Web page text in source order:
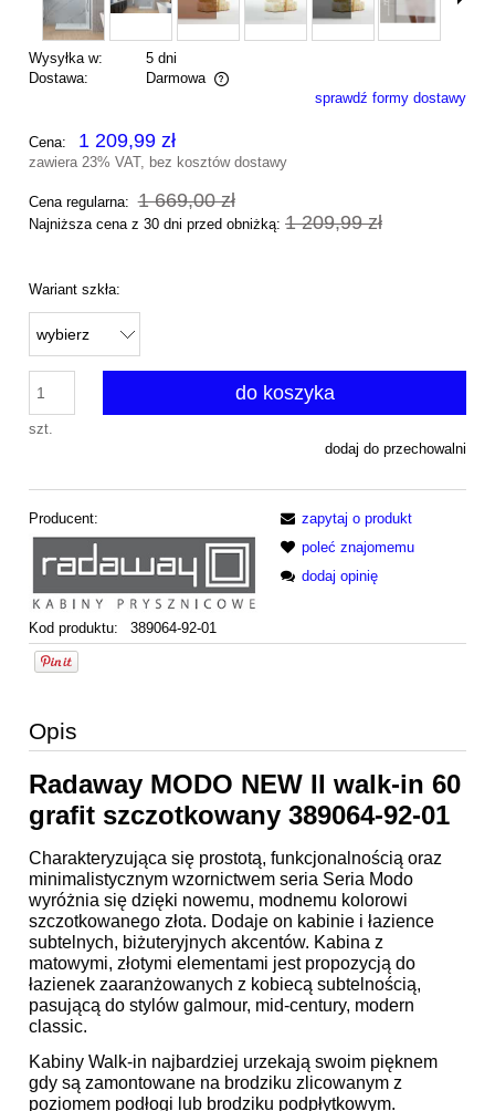
Wysyłka w:
5 dni
Dostawa:
Darmowa
Cena nie zawiera ewentualnych kosztów płatnościsprawdź formy dostawy
Cena: 1 209,99 zł
zawiera 23% VAT, bez kosztów dostawy
Cena regularna: 1 669,00 zł
Najniższa cena z 30 dni przed obniżką: 1 209,99 zł
Wariant szkła:
szt.
do koszyka
dodaj do przechowalni
Producent:
Kod produktu: 389064-92-01
zapytaj o produkt
poleć znajomemu
dodaj opinię
Opis
Radaway MODO NEW II walk-in 60
grafit szczotkowany 389064-92-01
Charakteryzująca się prostotą, funkcjonalnością oraz
minimalistycznym wzornictwem seria Seria Modo
wyróżnia się dzięki nowemu, modnemu kolorowi
szczotkowanego złota. Dodaje on kabinie i łazience
subtelnych, biżuteryjnych akcentów. Kabina z
matowymi, złotymi elementami jest propozycją do
łazienek zaaranżowanych z kobiecą subtelnością,
pasującą do stylów galmour, mid-century, modern
classic.
Kabiny Walk-in najbardziej urzekają swoim pięknem
gdy są zamontowane na brodziku zlicowanym z
poziomem podłogi lub brodziku podpłytkowym.